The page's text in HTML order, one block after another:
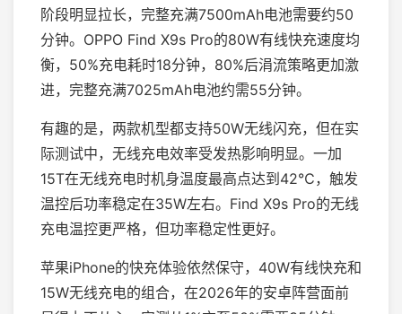
阶段明显拉长，完整充满7500mAh电池需要约50
分钟。OPPO Find X9s Pro的80W有线快充速度均
衡，50%充电耗时18分钟，80%后涓流策略更加激
进，完整充满7025mAh电池约需55分钟。
有趣的是，两款机型都支持50W无线闪充，但在实
际测试中，无线充电效率受发热影响明显。一加
15T在无线充电时机身温度最高点达到42℃，触发
温控后功率稳定在35W左右。Find X9s Pro的无线
充电温控更严格，但功率稳定性更好。
苹果iPhone的快充体验依然保守，40W有线快充和
15W无线充电的组合，在2026年的安卓阵营面前